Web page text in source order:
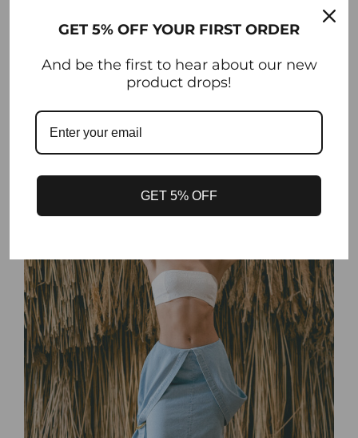
GET 5% OFF YOUR FIRST ORDER
And be the first to hear about our new
product drops!
GET 5% OFF